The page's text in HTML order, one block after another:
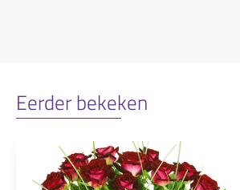
Eerder bekeken